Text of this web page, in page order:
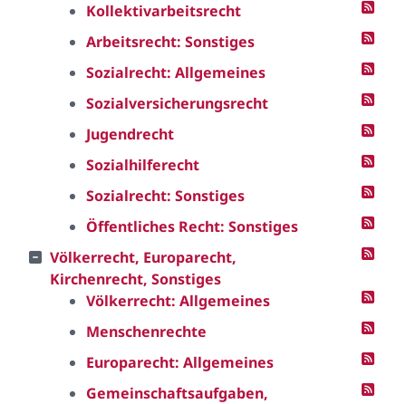
Kollektivarbeitsrecht
Arbeitsrecht: Sonstiges
Sozialrecht: Allgemeines
Sozialversicherungsrecht
Jugendrecht
Sozialhilferecht
Sozialrecht: Sonstiges
Öffentliches Recht: Sonstiges
Völkerrecht, Europarecht,
Kirchenrecht, Sonstiges
Völkerrecht: Allgemeines
Menschenrechte
Europarecht: Allgemeines
Gemeinschaftsaufgaben,